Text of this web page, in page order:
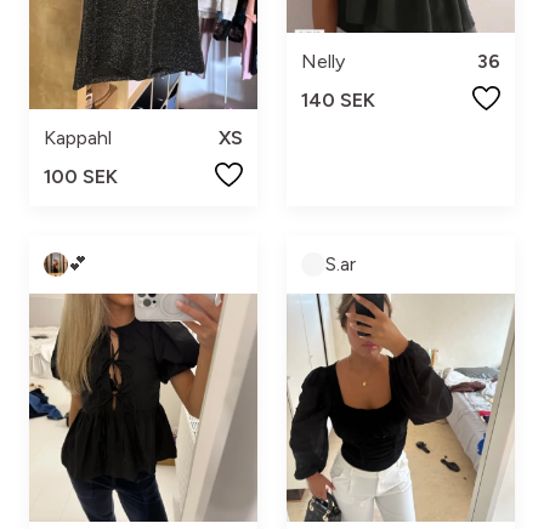
Kappahl
XS
100 SEK
Nelly
36
140 SEK
💕 S.ar